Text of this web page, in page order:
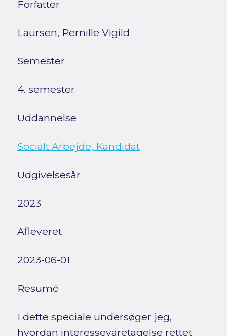
Forfatter
Laursen, Pernille Vigild
Semester
4. semester
Uddannelse
Socialt Arbejde, Kandidat
Udgivelsesår
2023
Afleveret
2023-06-01
Resumé
I dette speciale undersøger jeg,
hvordan interessevaretagelse rettet